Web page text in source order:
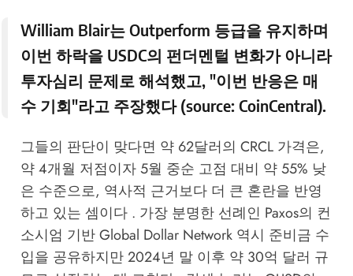
William Blair는 Outperform 등급을 유지하며
이번 하락을 USDC의 펀더멘털 변화가 아니라
투자심리 문제로 해석했고, "이번 반응은 매
수 기회"라고 주장했다 (source: CoinCentral).
그들의 판단이 맞다면 약 62달러의 CRCL 가격은,
약 4개월 저점이자 5월 중순 고점 대비 약 55% 낮
은 수준으로, 역사적 근거보다 더 큰 혼란을 반영
하고 있는 셈이다 . 가장 분명한 선례인 Paxos의 컨
소시엄 기반 Global Dollar Network 역시 준비금 수
입을 공유하지만 2024년 말 이후 약 30억 달러 규